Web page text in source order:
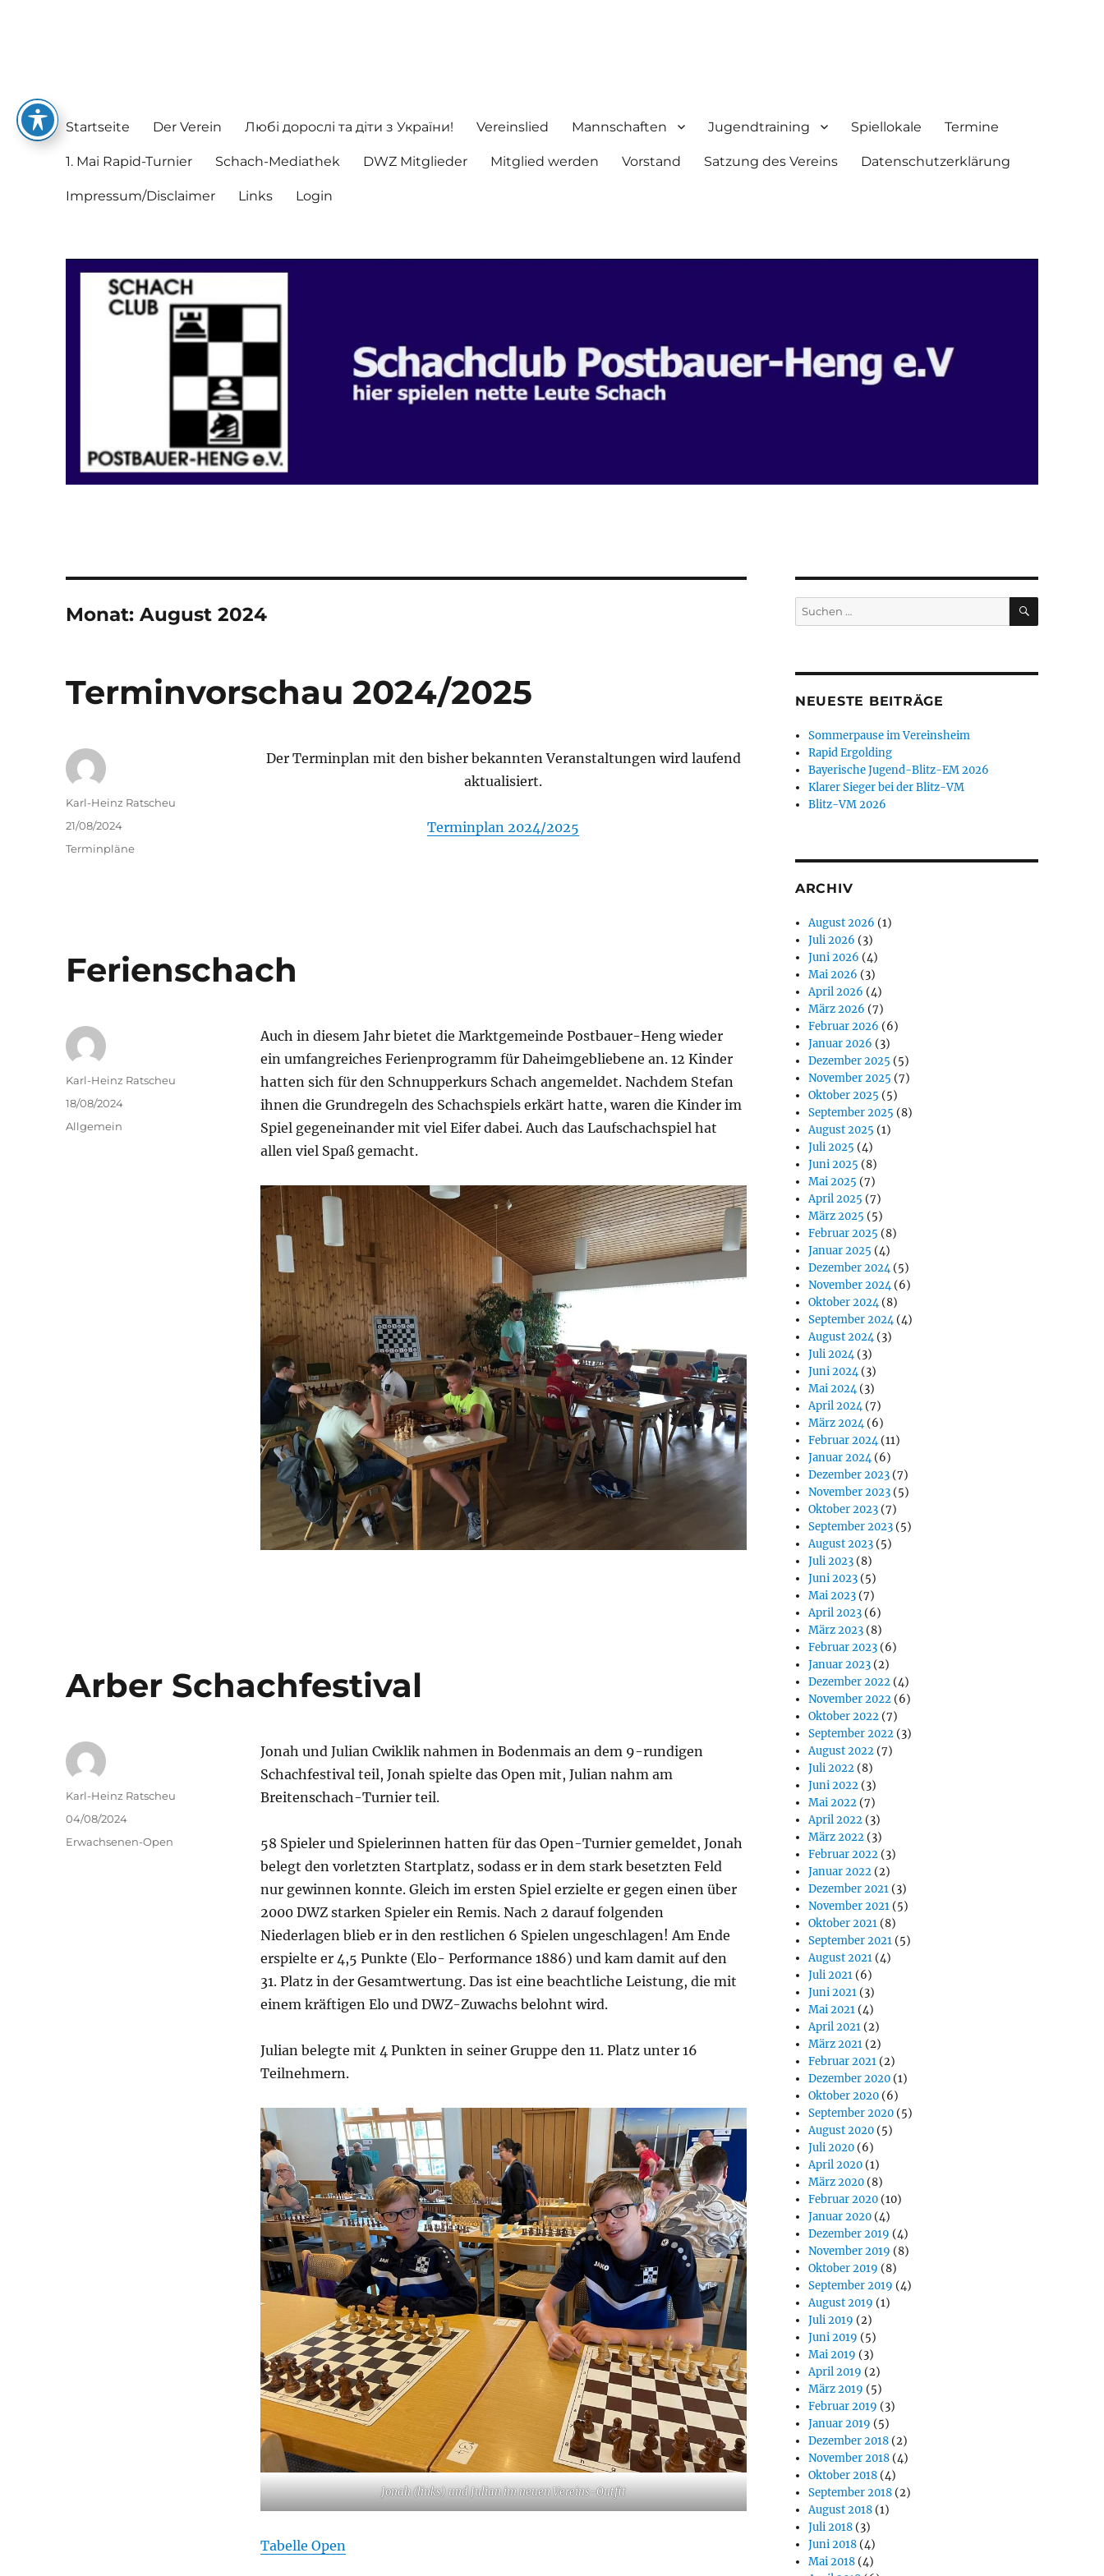
Startseite Der Verein Любі дорослі та діти з України! Vereinslied Mannschaften Jugendtraining Spiellokale Termine
1. Mai Rapid-Turnier Schach-Mediathek DWZ Mitglieder Mitglied werden Vorstand Satzung des Vereins Datenschutzerklärung
Impressum/Disclaimer Links Login
Monat:August 2024
Terminvorschau 2024/2025
Der Terminplan mit den bisher bekannten Veranstaltungen wird laufend
aktualisiert.
Terminplan 2024/2025
Autor
Karl-Heinz Ratscheu
Veröffentlicht
21/08/2024
Kategorien
Terminpläne
Ferienschach
Auch in diesem Jahr bietet die Marktgemeinde Postbauer-Heng wieder
ein umfangreiches Ferienprogramm für Daheimgebliebene an. 12 Kinder
hatten sich für den Schnupperkurs Schach angemeldet. Nachdem Stefan
ihnen die Grundregeln des Schachspiels erkärt hatte, waren die Kinder im
Spiel gegeneinander mit viel Eifer dabei. Auch das Laufschachspiel hat
allen viel Spaß gemacht.
Autor
Karl-Heinz Ratscheu
Veröffentlicht
am
18/08/2024
Kategorien
Allgemein
Arber Schachfestival
Jonah und Julian Cwiklik nahmen in Bodenmais an dem 9-rundigen
Schachfestival teil, Jonah spielte das Open mit, Julian nahm am
Breitenschach-Turnier teil.
58 Spieler und Spielerinnen hatten für das Open-Turnier gemeldet, Jonah
belegt den vorletzten Startplatz, sodass er in dem stark besetzten Feld
nur gewinnen konnte. Gleich im ersten Spiel erzielte er gegen einen über
2000 DWZ starken Spieler ein Remis. Nach 2 darauf folgenden
Niederlagen blieb er in den restlichen 6 Spielen ungeschlagen! Am Ende
erspielte er 4,5 Punkte (Elo- Performance 1886) und kam damit auf den
31. Platz in der Gesamtwertung. Das ist eine beachtliche Leistung, die mit
einem kräftigen Elo und DWZ-Zuwachs belohnt wird.
Julian belegte mit 4 Punkten in seiner Gruppe den 11. Platz unter 16
Teilnehmern.
Jonah (links) und Julian im neuen Vereins-Outfit
Tabelle Open
Autor
Karl-Heinz Ratscheu
Veröffentlicht
04/08/2024
Kategorien
Erwachsenen-Open
Suchen
nach:
SUCHEN
NEUESTE BEITRÄGE
Sommerpause im Vereinsheim
Rapid Ergolding
Bayerische Jugend-Blitz-EM 2026
Klarer Sieger bei der Blitz-VM
Blitz-VM 2026
ARCHIV
August 2026 (1)
Juli 2026 (3)
Juni 2026 (4)
Mai 2026 (3)
April 2026 (4)
März 2026 (7)
Februar 2026 (6)
Januar 2026 (3)
Dezember 2025 (5)
November 2025 (7)
Oktober 2025 (5)
September 2025 (8)
August 2025 (1)
Juli 2025 (4)
Juni 2025 (8)
Mai 2025 (7)
April 2025 (7)
März 2025 (5)
Februar 2025 (8)
Januar 2025 (4)
Dezember 2024(5)
November 2024(6)
Oktober 2024(8)
September 2024(4)
August 2024(3)
Juli 2024(3)
Juni 2024(3)
Mai 2024(3)
April 2024(7)
März 2024(6)
Februar 2024(11)
Januar 2024(6)
Dezember 2023 (7)
November 2023 (5)
Oktober 2023 (7)
September 2023 (5)
August 2023 (5)
Juli 2023 (8)
Juni 2023 (5)
Mai 2023 (7)
April 2023 (6)
März 2023 (8)
Februar 2023 (6)
Januar 2023 (2)
Dezember 2022 (4)
November 2022 (6)
Oktober 2022 (7)
September 2022 (3)
August 2022 (7)
Juli 2022 (8)
Juni 2022 (3)
Mai 2022 (7)
April 2022 (3)
März 2022 (3)
Februar 2022 (3)
Januar 2022 (2)
Dezember 2021 (3)
November 2021 (5)
Oktober 2021 (8)
September 2021 (5)
August 2021 (4)
Juli 2021 (6)
Juni 2021 (3)
Mai 2021 (4)
April 2021 (2)
März 2021 (2)
Februar 2021 (2)
Dezember 2020 (1)
Oktober 2020 (6)
September 2020 (5)
August 2020 (5)
Juli 2020 (6)
April 2020 (1)
März 2020 (8)
Februar 2020 (10)
Januar 2020 (4)
Dezember 2019 (4)
November 2019 (8)
Oktober 2019 (8)
September 2019 (4)
August 2019 (1)
Juli 2019 (2)
Juni 2019 (5)
Mai 2019 (3)
April 2019 (2)
März 2019 (5)
Februar 2019 (3)
Januar 2019 (5)
Dezember 2018 (2)
November 2018 (4)
Oktober 2018 (4)
September 2018 (2)
August 2018 (1)
Juli 2018 (3)
Juni 2018 (4)
Mai 2018 (4)